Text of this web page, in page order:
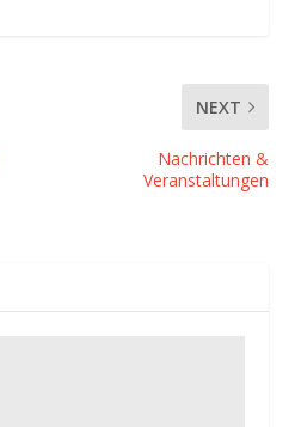
NEXT
Nachrichten &
Veranstaltungen